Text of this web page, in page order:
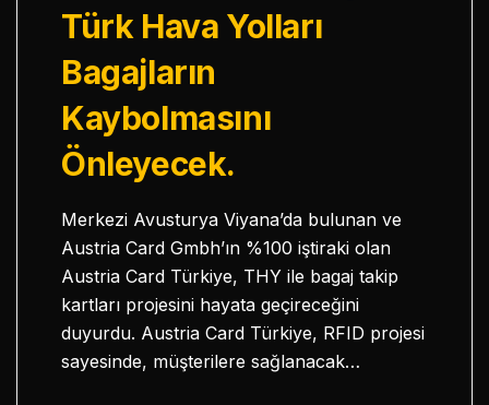
Türk Hava Yolları
Bagajların
Kaybolmasını
Önleyecek.
Merkezi Avusturya Viyana’da bulunan ve
Austria Card Gmbh’ın %100 iştiraki olan
Austria Card Türkiye, THY ile bagaj takip
kartları projesini hayata geçireceğini
duyurdu. Austria Card Türkiye, RFID projesi
sayesinde, müşterilere sağlanacak…